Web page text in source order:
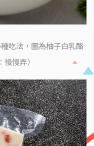
吃法，圖為柚子白乳酪
慢弄）